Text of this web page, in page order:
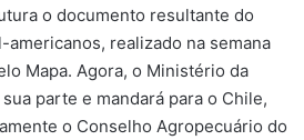
o documento resultante do
realizado na semana
Mapa. Agora, o Ministério da
parte e mandará para o Chile,
o Conselho Agropecuário do